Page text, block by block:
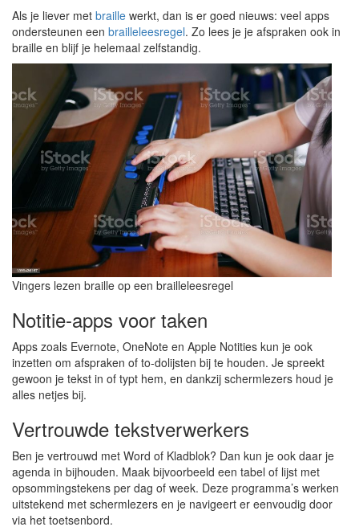
Als je liever met braille werkt, dan is er goed nieuws: veel apps
ondersteunen een brailleleesregel. Zo lees je je afspraken ook in
braille en blijf je helemaal zelfstandig.
Vingers lezen braille op een brailleleesregel
Notitie-apps voor taken
Apps zoals Evernote, OneNote en Apple Notities kun je ook
inzetten om afspraken of to-dolijsten bij te houden. Je spreekt
gewoon je tekst in of typt hem, en dankzij schermlezers houd je
alles netjes bij.
Vertrouwde tekstverwerkers
Ben je vertrouwd met Word of Kladblok? Dan kun je ook daar je
agenda in bijhouden. Maak bijvoorbeeld een tabel of lijst met
opsommingstekens per dag of week. Deze programma’s werken
uitstekend met schermlezers en je navigeert er eenvoudig door
via het toetsenbord.